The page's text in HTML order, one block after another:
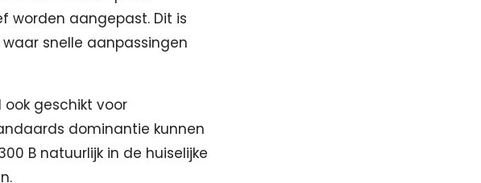
worden aangepast. Dit is
snelle aanpassingen
geschikt voor
dominantie kunnen
B natuurlijk in de huiselijke